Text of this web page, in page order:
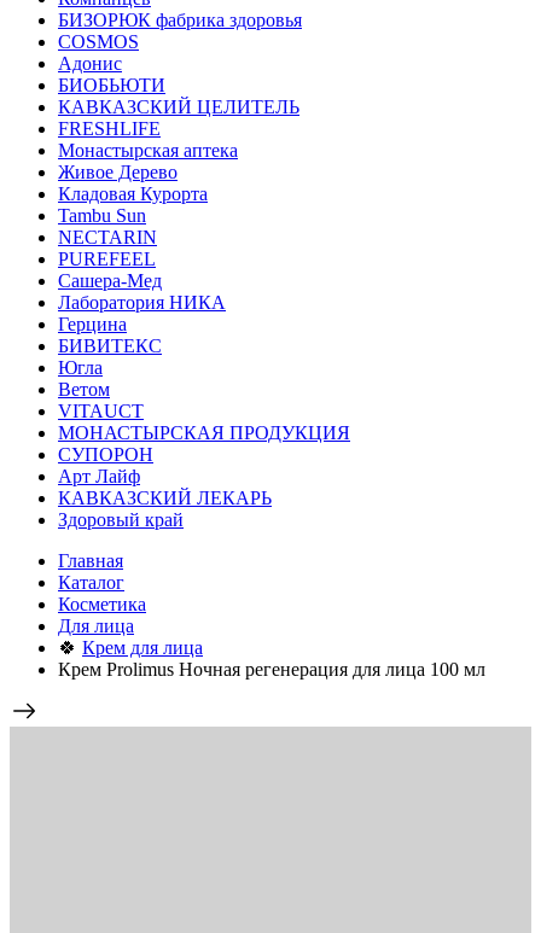
БИЗОРЮК фабрика здоровья
COSMOS
Адонис
БИОБЬЮТИ
КАВКАЗСКИЙ ЦЕЛИТЕЛЬ
FRESHLIFE
Монастырская аптека
Живое Дерево
Кладовая Курорта
Tambu Sun
NECTARIN
PUREFEEL
Сашера-Мед
Лаборатория НИКА
Герцина
БИВИТЕКС
Югла
Ветом
VITAUCT
МОНАСТЫРСКАЯ ПРОДУКЦИЯ
СУПОРОН
Арт Лайф
КАВКАЗСКИЙ ЛЕКАРЬ
Здоровый край
Главная
Каталог
Косметика
Для лица
🍀 Крем для лица
Крем Prolimus Ночная регенерация для лица 100 мл